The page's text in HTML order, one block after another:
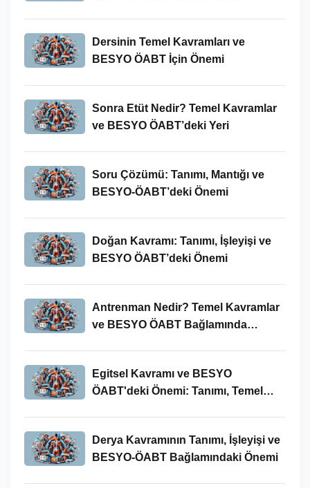
Dersinin Temel Kavramları ve
BESYO ÖABT İçin Önemi
Sonra Etüt Nedir? Temel Kavramlar
ve BESYO ÖABT’deki Yeri
Soru Çözümü: Tanımı, Mantığı ve
BESYO-ÖABT’deki Önemi
Doğan Kavramı: Tanımı, İşleyişi ve
BESYO ÖABT’deki Önemi
Antrenman Nedir? Temel Kavramlar
ve BESYO ÖABT Bağlamında
Egitsel Kavramı ve BESYO
ÖABT'deki Önemi: Tanımı, Temel
Derya Kavramının Tanımı, İşleyişi ve
BESYO-ÖABT Bağlamındaki Önemi